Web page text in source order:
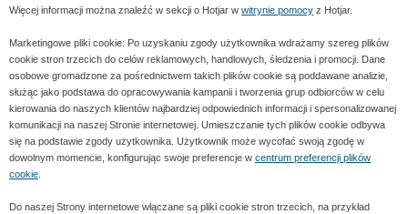
Więcej informacji można znaleźć w sekcji o Hotjar w witrynie pomocy z Hotjar.
Marketingowe pliki cookie: Po uzyskaniu zgody użytkownika wdrażamy szereg plików
cookie stron trzecich do celów reklamowych, handlowych, śledzenia i promocji. Dane
osobowe gromadzone za pośrednictwem takich plików cookie są poddawane analizie,
służąc jako podstawa do opracowywania kampanii i tworzenia grup odbiorców w celu
kierowania do naszych klientów najbardziej odpowiednich informacji i spersonalizowanej
komunikacji na naszej Stronie internetowej. Umieszczanie tych plików cookie odbywa
się na podstawie zgody użytkownika. Użytkownik może wycofać swoją zgodę w
dowolnym momencie, konfigurując swoje preferencje w centrum preferencji plików
cookie
Do naszej Strony internetowe włączane są pliki cookie stron trzecich, na przykład